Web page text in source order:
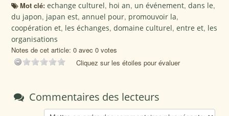
Mot clé:echange culturel, hoi an, un événement,dans le,
du japon, japan est,annuel pour, promouvoir la,
coopération et, les échanges,domaine culturel,entre et, les
organisations
Notes de cet article: 0 avec 0 votes
Cliquez sur les étoiles pour évaluer
Commentaires des lecteurs